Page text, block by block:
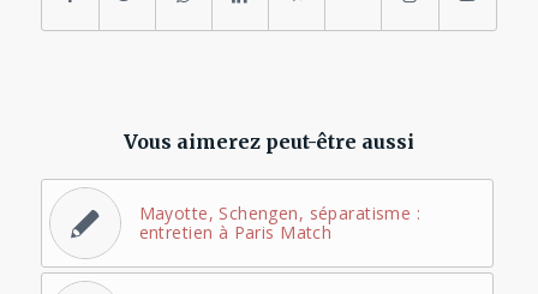
Vous aimerez peut-être aussi
Mayotte, Schengen, séparatisme :
entretien à Paris Match